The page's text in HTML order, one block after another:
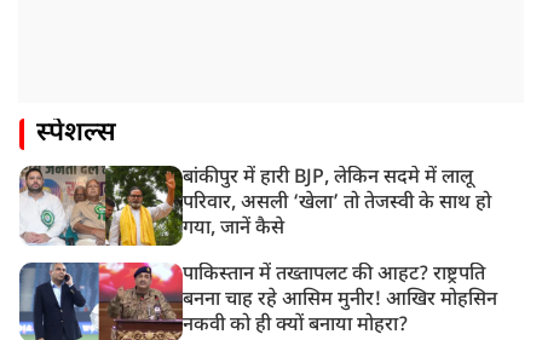
स्पेशल्स
बांकीपुर में हारी BJP, लेकिन सदमे में लालू
परिवार, असली ‘खेला’ तो तेजस्वी के साथ हो
गया, जानें कैसे
पाकिस्तान में तख्तापलट की आहट? राष्ट्रपति
बनना चाह रहे आसिम मुनीर! आखिर मोहसिन
नकवी को ही क्यों बनाया मोहरा?